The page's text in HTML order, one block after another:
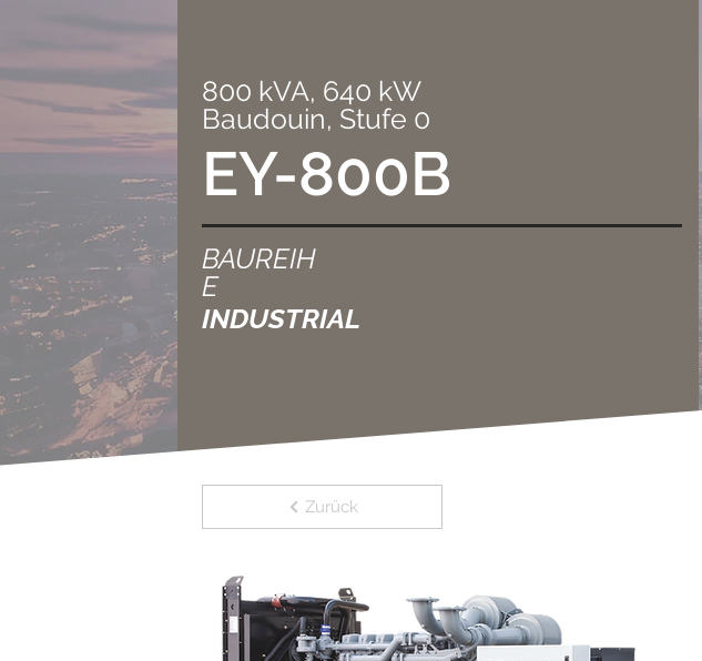
800 kVA, 640 kW
Baudouin, Stufe 0
EY-800B
BAUREIH
E
INDUSTRIAL
Zurück